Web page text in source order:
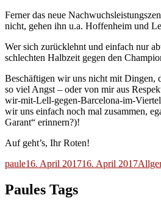
Ferner das neue
nicht, gehen ihn u.a. Hoffenheim und
Wer sich zurücklehnt und einfach nur
schlechten Halbzeit gegen den
Beschäftigen wir uns nicht mit Dingen,
so viel Angst – oder von mir aus
wir-mit-Lell-gegen-Barcelona-im-
wir uns einfach noch mal zusammen,
Garant“ erinnern?)!
Auf geht’s, Ihr Roten!
Autor
pauleVeröffentlicht
16. April 201716. April 2017
Paules Tags